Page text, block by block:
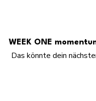
WEEK ONE
Das könnte dein